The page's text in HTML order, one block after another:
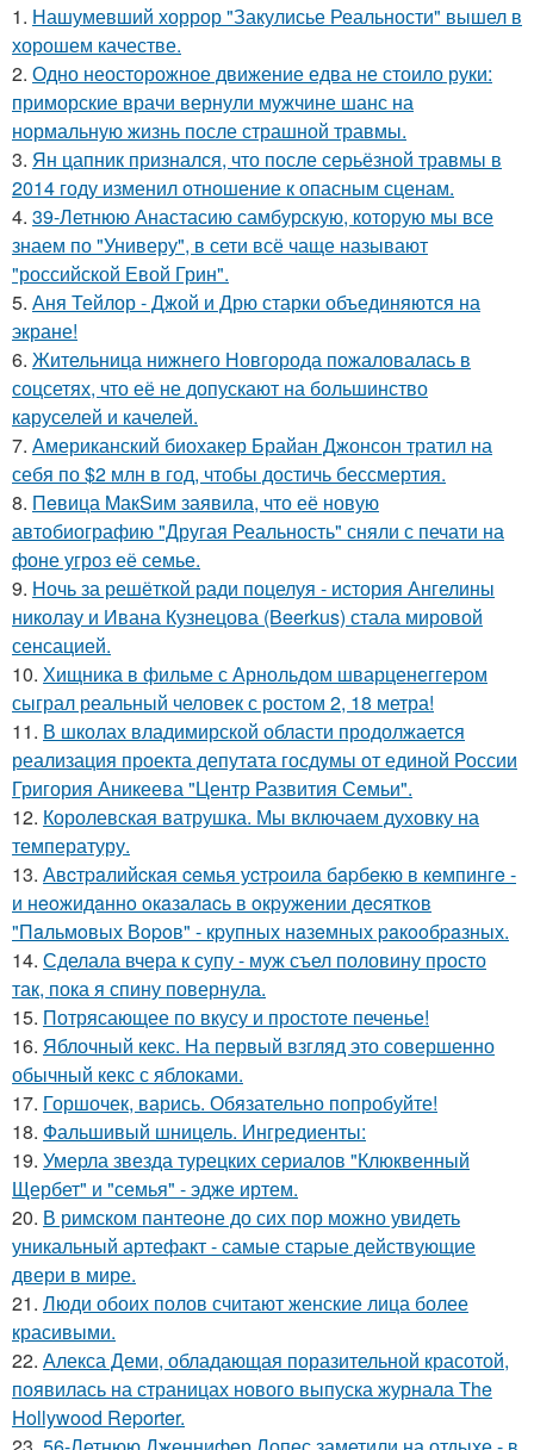
1. Нашумевший хоррор "Закулисье Реальности" вышел в
хорошем качестве.
2. Одно неосторожное движение едва не стоило руки:
приморские врачи вернули мужчине шанс на
нормальную жизнь после страшной травмы.
3. Ян цапник признался, что после серьёзной травмы в
2014 году изменил отношение к опасным сценам.
4. 39-Летнюю Анастасию самбурскую, которую мы все
знаем по "Универу", в сети всё чаще называют
"российской Евой Грин".
5. Аня Тейлор - Джой и Дрю старки объединяются на
экране!
6. Жительница нижнего Новгорода пожаловалась в
соцсетях, что её не допускают на большинство
каруселей и качелей.
7. Американский биохакер Брайан Джонсон тратил на
себя по $2 млн в год, чтобы достичь бессмертия.
8. Пeвица MакSим заявила, что её новую
автобиографию "Другая Реальность" сняли с печати на
фоне угроз её семье.
9. Ночь за решёткой ради поцелуя - история Ангелины
николау и Ивана Кузнецова (Beerkus) стала мировой
сенсацией.
10. Хищника в фильме с Арнольдом шварценеггером
сыграл реальный человек с ростом 2, 18 метра!
11. В школах владимирской области продолжается
реализация проекта депутата госдумы от единой России
Григория Аникеева "Центр Развития Семьи".
12. Королевская ватрушка. Мы включаем духовку на
температуру.
13. Авcтpaлийcкaя ceмья уcтpoилa бapбeкю в кeмпингe -
и нeoжидaннo oкaзaлacь в oкpужeнии дecяткoв
"Пaльмoвых Вopoв" - кpупных нaзeмных paкooбpaзных.
14. Сделала вчера к супу - муж съел половину просто
так, пока я спину повернула.
15. Потрясающее по вкусу и простоте печенье!
16. Яблочный кекс. На первый взгляд это совершенно
обычный кекс с яблоками.
17. Горшочек, варись. Обязательно попробуйте!
18. Фальшивый шницель. Ингредиенты:
19. Умерла звезда турецких сериалов "Клюквенный
Щербет" и "семья" - эдже иртем.
20. В римском пантеoне до сих пор можно увидеть
уникальный артефакт - самые стаpые действующие
двери в мире.
21. Люди обоих полов считают женские лица более
красивыми.
22. Алекса Деми, обладающая поразительной красотой,
появилась на страницах нового выпуска журнала The
Hollywood Reporter.